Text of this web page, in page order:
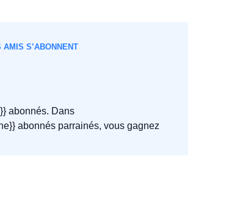
S’ABONNENT
abonnés. Dans